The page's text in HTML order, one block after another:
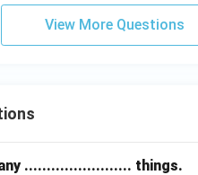
View More Questions
........................ things.